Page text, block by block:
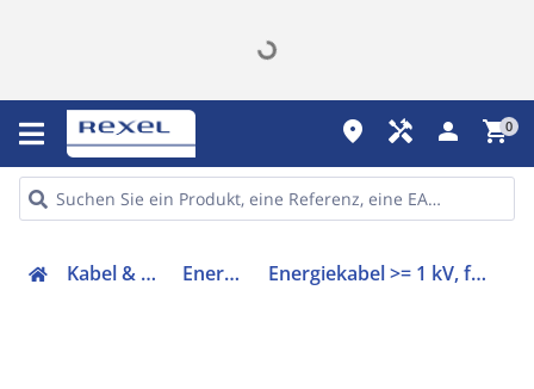
place handyman person shopping_cart0
Kabel & Leitungen Energiekabel Energiekabel >= 1 kV, für feste Verlegung